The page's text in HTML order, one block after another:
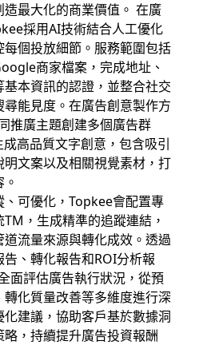
最大化的商業價值。 在廣
採用AI技術結合人工優化
個投放細節。服務範圍包括
商家檔案，完成地址、
本資訊的認證，並整合社交
能見度。在廣告創意製作方
推廣主題創建多個廣告群
高品質文字創意，包含吸引
文案以及相關視覺素材，打
可優化，Topkee會配置專
，生成精準的追蹤連結，
流量來源與轉化成效。透過
、轉化報告和ROI分析報
面評估廣告執行狀況，從預
化質量改善等多維度進行深
建議，協助客戶基於數據洞
，持續提升廣告投資報酬